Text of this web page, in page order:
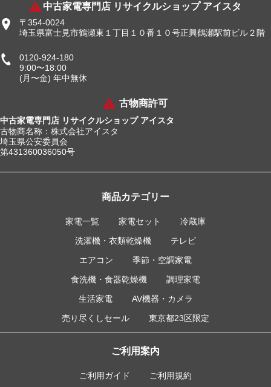
中古家電専門店 リサイクルショップ アイスタ
〒354-0024
埼玉県富士見市鶴瀬東１丁目１０番１０号正興鶴瀬駅前ビル２階
0120-924-180
9:00〜18:00
(月〜金) 年中無休
古物商許可
中古家電専門店 リサイクルショップ アイスタ
古物商名称：株式会社アイスタ
埼玉県公安委員会
第431360036050号
商品カテゴリー
家電一覧 家電セット
冷蔵庫
洗濯機・衣類乾燥機
テレビ
エアコン
季節・空調家電
食洗機・食器乾燥機
調理家電
生活家電
AV機器・カメラ
売り尽くしセール
東京都23区限定
ご利用案内
ご利用ガイド
ご利用規約